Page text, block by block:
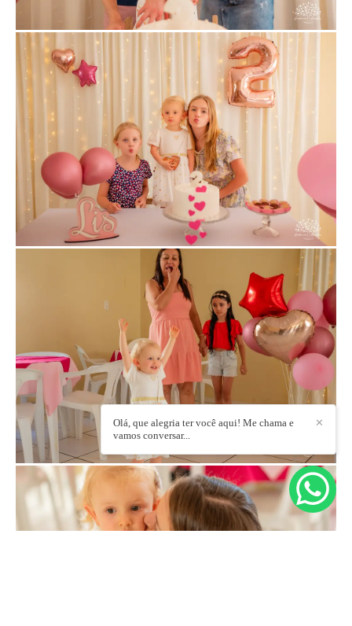
✕
Olá, que alegria ter você aqui! Me chama e
vamos conversar...